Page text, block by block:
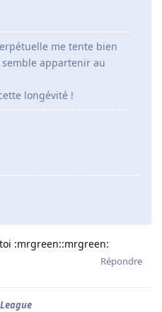
me tente bien
appartenir au
longévité !
:mrgreen::mrgreen:
Répondre